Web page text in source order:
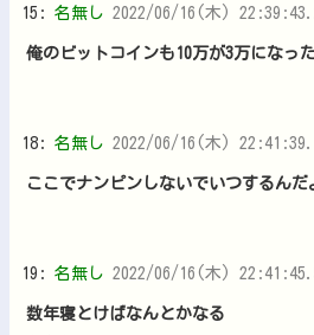
15: 名無し 2022/06/16(木)
俺のビットコインも10万が3万になった
18: 名無し 2022/06/16(木)
ここでナンピンしないでいつするんだ
19: 名無し 2022/06/16(木)
数年寝とけばなんとかなる